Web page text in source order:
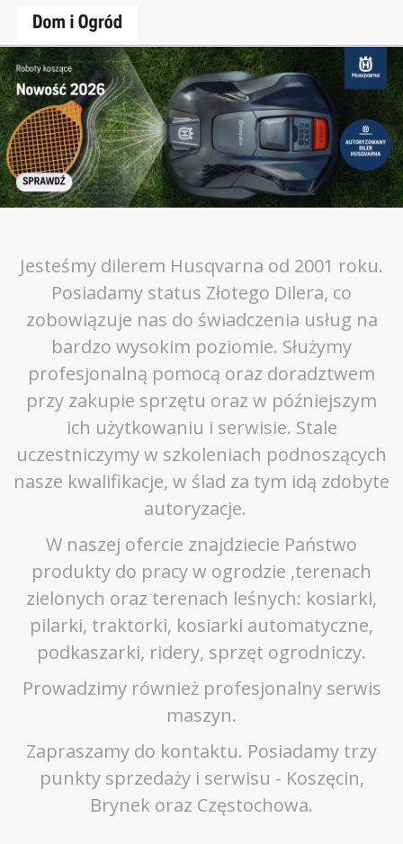
Jesteśmy dilerem Husqvarna od 2001 roku.
Posiadamy status Złotego Dilera, co
zobowiązuje nas do świadczenia usług na
bardzo wysokim poziomie. Służymy
profesjonalną pomocą oraz doradztwem
przy zakupie sprzętu oraz w późniejszym
ich użytkowaniu i serwisie. Stale
uczestniczymy w szkoleniach podnoszących
nasze kwalifikacje, w ślad za tym idą zdobyte
autoryzacje.
W naszej ofercie znajdziecie Państwo
produkty do pracy w ogrodzie ,terenach
zielonych oraz terenach leśnych: kosiarki,
pilarki, traktorki, kosiarki automatyczne,
podkaszarki, ridery, sprzęt ogrodniczy.
Prowadzimy również profesjonalny serwis
maszyn.
Zapraszamy do kontaktu. Posiadamy trzy
punkty sprzedaży i serwisu - Koszęcin,
Brynek oraz Częstochowa.